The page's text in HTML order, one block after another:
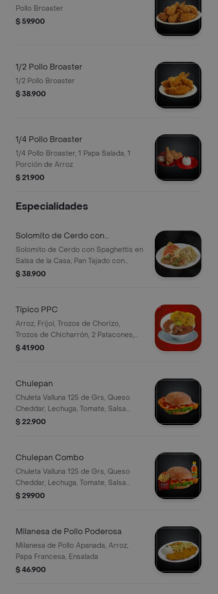
Pollo Broaster
$ 59.900
1/2 Pollo Broaster
1/2 Pollo Broaster
$ 38.900
1/4 Pollo Broaster
1/4 Pollo Broaster, 1 Papa Salada, 1
Porción de Arroz
$ 21.900
Especialidades
Solomito de Cerdo con
Spaghettis
Solomito de Cerdo con Spaghettis en
Salsa de la Casa, Pan Tajado con
Queso Gratinado, Rodaja de Tomate
$ 38.900
Típico PPC
Arroz, Frijol, Trozos de Chorizo,
Trozos de Chicharrón, 2 Patacones,
Guacamole
$ 41.900
Chulepan
Chuleta Valluna 125 de Grs, Queso
Cheddar, Lechuga, Tomate, Salsa
Tártara
$ 22.900
Chulepan Combo
Chuleta Valluna 125 de Grs, Queso
Cheddar, Lechuga, Tomate, Salsa
Tártara, Porción de Papa Francesa,
$ 29.900
Milanesa de Pollo Poderosa
Milanesa de Pollo Apanada, Arroz,
Papa Francesa, Ensalada
$ 46.900